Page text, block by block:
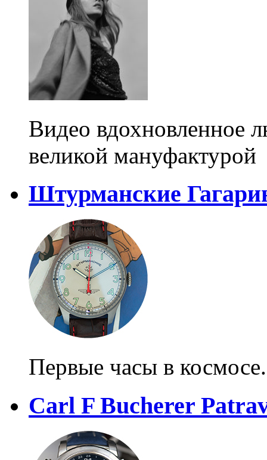
Видео
великой мануфактурой
Штурманские
Первые часы в
Carl F Bucherer